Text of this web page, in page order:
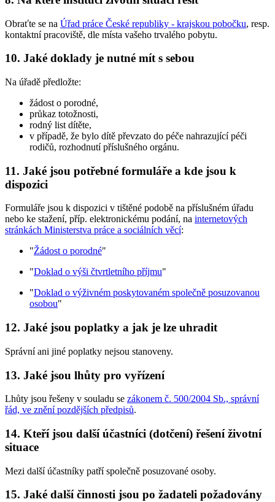
Obraťte se na Úřad práce České republiky - krajskou pobočku, resp.
kontaktní pracoviště, dle místa vašeho trvalého pobytu.
10. Jaké doklady je nutné mít s sebou
Na úřadě předložte:
žádost o porodné,
průkaz totožnosti,
rodný list dítěte,
v případě, že bylo dítě převzato do péče nahrazující péči
rodičů, rozhodnutí příslušného orgánu.
11. Jaké jsou potřebné formuláře a kde jsou k
dispozici
Formuláře jsou k dispozici v tištěné podobě na příslušném úřadu
nebo ke stažení, příp. elektronickému podání, na internetových
stránkách Ministerstva práce a sociálních věcí:
"Žádost o porodné"
"Doklad o výši čtvrtletního příjmu"
"Doklad o výživném poskytovaném společně posuzovanou
osobou"
12. Jaké jsou poplatky a jak je lze uhradit
Správní ani jiné poplatky nejsou stanoveny.
13. Jaké jsou lhůty pro vyřízení
Lhůty jsou řešeny v souladu se zákonem č. 500/2004 Sb., správní
řád, ve znění pozdějších předpisů.
14. Kteří jsou další účastníci (dotčení) řešení životní
situace
Mezi další účastníky patří společně posuzované osoby.
15. Jaké další činnosti jsou po žadateli požadovány